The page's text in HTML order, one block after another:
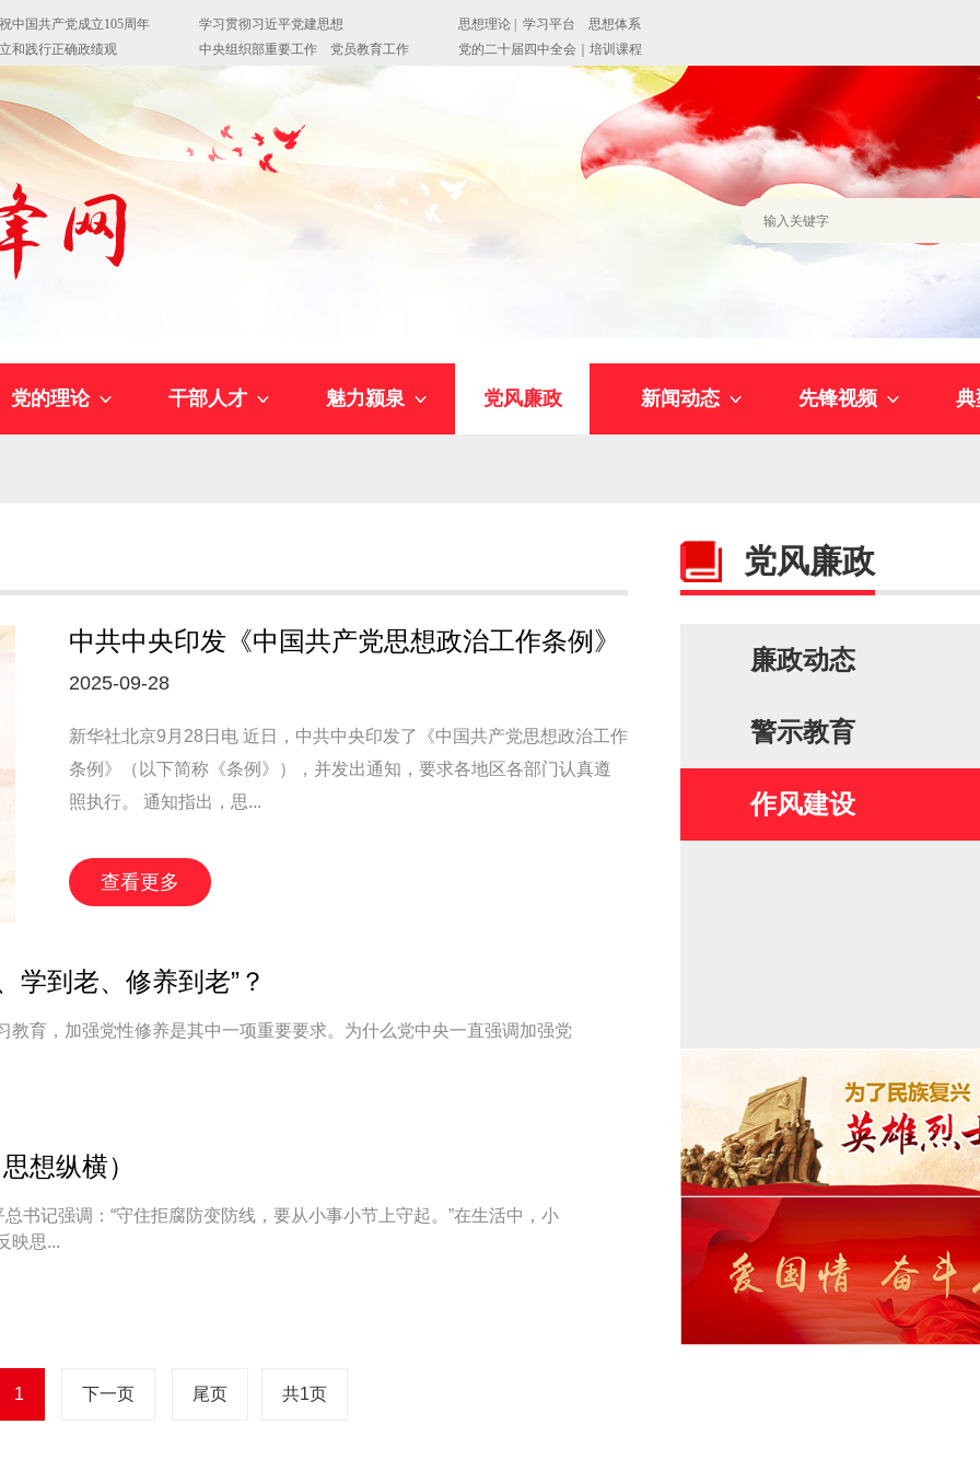
党的理论 干部人才 魅力颍泉 党风廉政 新闻动态 先锋视频 典
中共中央印发《中国共产党思想政治工作条例》
2025-09-28
新华社北京9月28日电 近日，中共中央印发了《中国共产党思想政治工作
条例》（以下简称《条例》），并发出通知，要求各地区各部门认真遵
照执行。 通知指出，思...
查看更多
学到老、修养到老”？
教育，加强党性修养是其中一项重要要求。为什么党中央一直强调加强党
想纵横）
书记强调：“守住拒腐防变防线，要从小事小节上守起。”在生活中，小
映思...
1 下一页 尾页 共1页
党风廉政
廉政动态
警示教育
作风建设